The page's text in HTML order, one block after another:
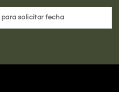
solicitar fecha